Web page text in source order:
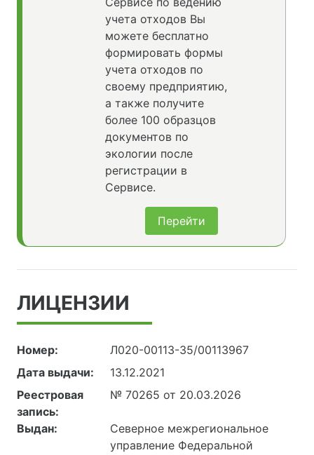
учета отходов Вы
можете бесплатно
формировать формы
учета отходов по
своему предприятию,
а также получите
более 100 образцов
документов по
экологии после
регистрации в
Сервисе.
Перейти
ЛИЦЕНЗИИ
Номер:
Л020-00113-35/00113967
Дата выдачи:
13.12.2021
Реестровая
запись:
№ 70265 от 20.03.2026
Выдан:
Северное межрегиональное
управление Федеральной